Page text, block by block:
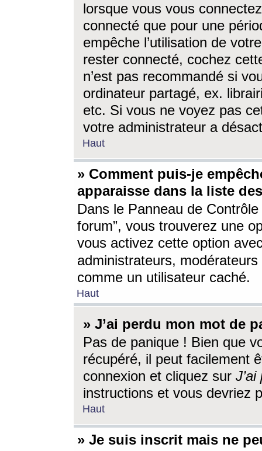
lorsque vous vous
connecté que pour une
empêche l’utilisation de
rester connecté, cochez
n’est pas recommandé si
ordinateur partagé, ex.
etc. Si vous ne voyez pas
votre administrateur a
Haut
» Comment puis-je
apparaisse dans la liste
Dans le Panneau de
forum”, vous trouverez une
vous activez cette option
administrateurs,
comme un utilisateur caché.
Haut
» J’ai perdu mon mot de
Pas de panique ! Bien que
récupéré, il peut facilement
connexion et cliquez sur
instructions et vous devriez
Haut
» Je suis inscrit mais ne